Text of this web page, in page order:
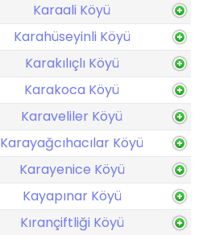
Karaali Köyü
Karahüseyinli Köyü
Karakılıçlı Köyü
Karakoca Köyü
Karaveliler Köyü
Karayağcıhacılar Köyü
Karayenice Köyü
Kayapınar Köyü
Kırançiftliği Köyü